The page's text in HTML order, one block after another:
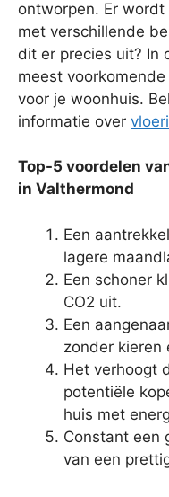
ontworpen. Er
met verschillende
dit er precies uit? In
meest
voor je woonhuis.
informatie over
Top-5 voordelen
in Valthermond
Een
lagere
Een schoner
CO2 uit.
Een
zonder kieren
Het verhoogt
potentiële
huis met
Constant een
van een